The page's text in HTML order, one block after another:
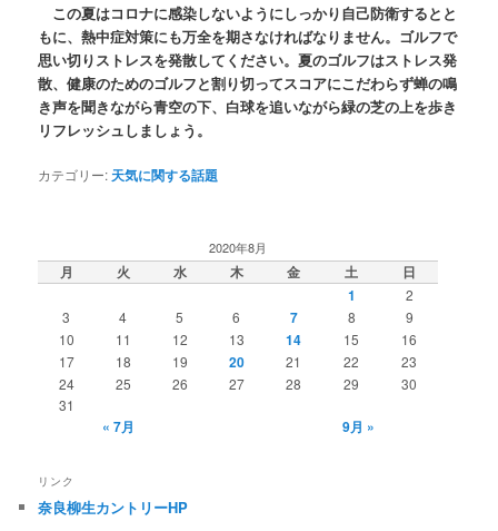
この夏はコロナに感染しないようにしっかり自己防衛するとと
もに、熱中症対策にも万全を期さなければなりません。ゴルフで
思い切りストレスを発散してください。夏のゴルフはストレス発
散、健康のためのゴルフと割り切ってスコアにこだわらず蝉の鳴
き声を聞きながら青空の下、白球を追いながら緑の芝の上を歩き
リフレッシュしましょう。
カテゴリー: 天気に関する話題
2020年8月
月 火 水 木 金 土
日
1
2
3
4 5 6 7 8
9
10
11 12 13 14 15
16
17
18 19 20 21 22
23
24
25 26 27 28 29
30
31
« 7月 9月 »
リンク
奈良柳生カントリーHP